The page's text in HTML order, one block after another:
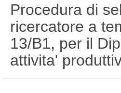
Procedura di
ricercatore a
13/B1, per il
attivita'